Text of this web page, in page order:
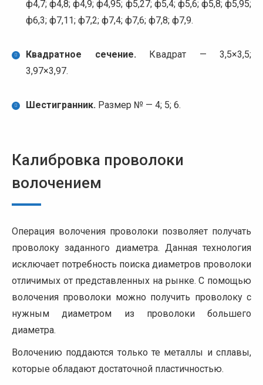
ф4,7; ф4,8; ф4,9; ф4,95; ф5,27; ф5,4; ф5,6; ф5,8; ф5,95;
ф6,3; ф7,11; ф7,2; ф7,4; ф7,6; ф7,8; ф7,9.
Квадратное сечение.Квадрат — 3,5×3,5;
3,97×3,97.
Шестигранник. Размер № — 4; 5; 6.
Калибровка проволоки
волочением
Операция волочения проволоки позволяет получать
проволоку заданного диаметра. Данная технология
исключает потребность поиска диаметров проволоки
отличимых от представленных на рынке. С помощью
волочения проволоки можно получить проволоку с
нужным диаметром из проволоки большего
диаметра.
Волочению поддаются только те металлы и сплавы,
которые обладают достаточной пластичностью.